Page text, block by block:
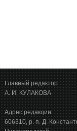
Главный редактор
А. И. КУЛАКОВА
Адрес редакции:
606310, р. п. Д.